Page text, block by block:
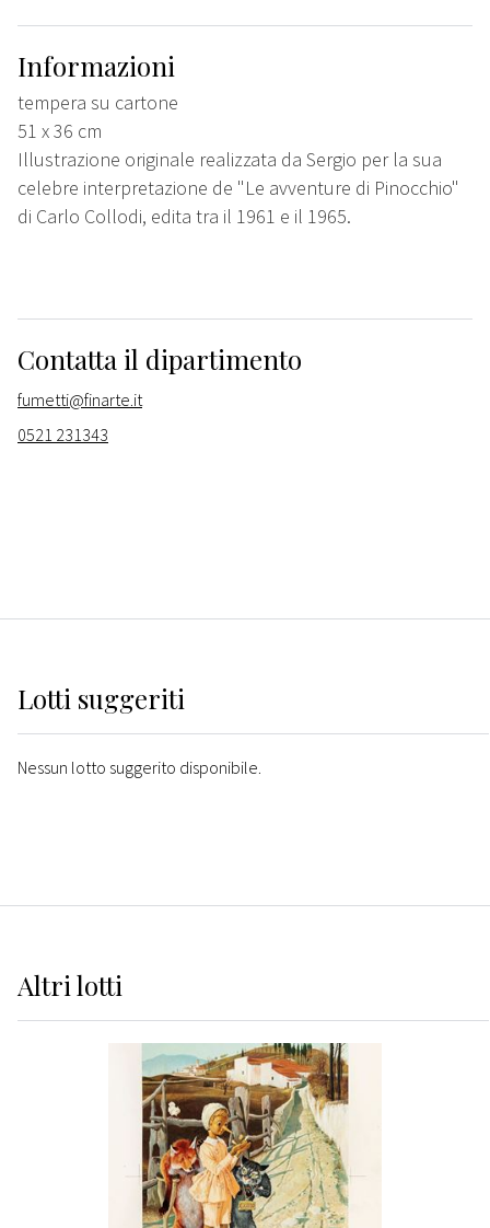
Informazioni
tempera su cartone
51 x 36 cm
Illustrazione originale realizzata da Sergio per la sua
celebre interpretazione de "Le avventure di Pinocchio"
di Carlo Collodi, edita tra il 1961 e il 1965.
Contatta il dipartimento
fumetti@finarte.it
0521 231343
Lotti suggeriti
Nessun lotto suggerito disponibile.
Altrilotti